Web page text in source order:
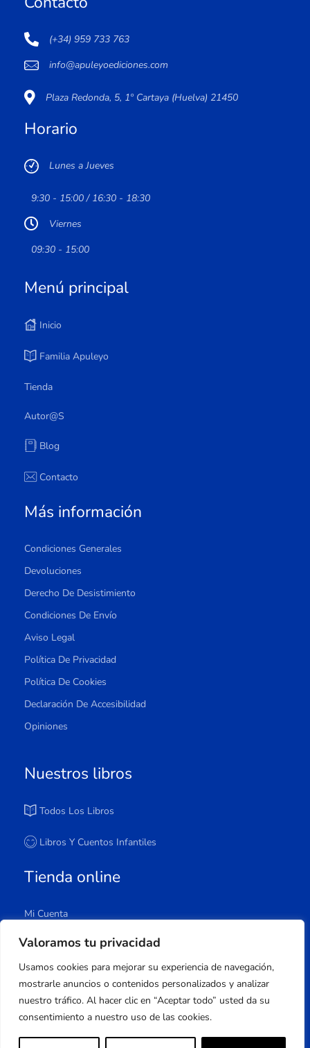
Valoramos tu privacidad
Usamos cookies para mejorar su experiencia de navegación,
mostrarle anuncios o contenidos personalizados y analizar
nuestro tráfico. Al hacer clic en “Aceptar todo” usted da su
consentimiento a nuestro uso de las cookies.
(+34) 959 733 763
info@apuleyoediciones.com
Plaza Redonda, 5, 1º Cartaya (Huelva) 21450
Horario
Lunes a Jueves
9:30 - 15:00 / 16:30 - 18:30
Viernes
09:30 - 15:00
Menú principal
Inicio
Familia Apuleyo
Tienda
Autor@s
Blog
Contacto
Más información
Condiciones Generales
Devoluciones
Derecho De Desistimiento
Condiciones De Envío
Aviso Legal
Política De Privacidad
Política De Cookies
Declaración De Accesibilidad
Opiniones
Nuestros libros
Todos Los Libros
Libros Y Cuentos Infantiles
Tienda online
Mi Cuenta
Carrito
Lista De Deseos